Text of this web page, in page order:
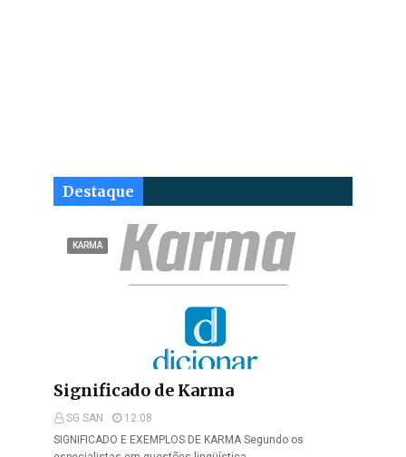
Destaque
KARMA
Significado de Karma
SG SAN
12:08
SIGNIFICADO E EXEMPLOS DE KARMA Segundo os